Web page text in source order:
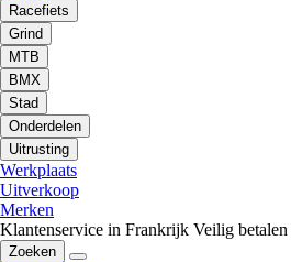
Racefiets
Grind
MTB
BMX
Stad
Onderdelen
Uitrusting
Werkplaats
Uitverkoop
Merken
Klantenservice in Frankrijk Veilig betalen
Zoeken